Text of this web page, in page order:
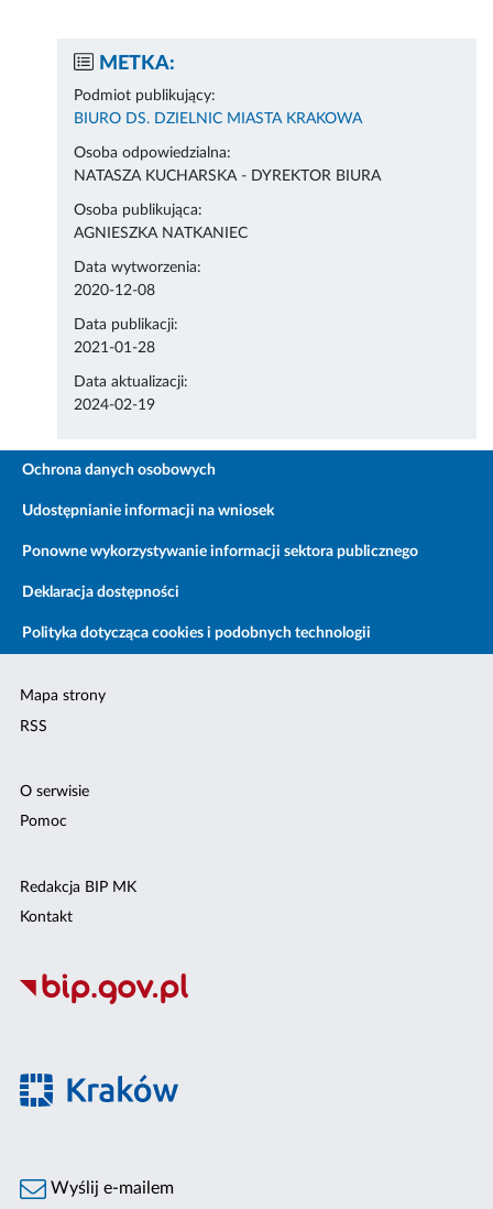
METKA:
Podmiot publikujący:
BIURO DS. DZIELNIC MIASTA KRAKOWA
Osoba odpowiedzialna:
NATASZA KUCHARSKA - DYREKTOR BIURA
Osoba publikująca:
AGNIESZKA NATKANIEC
Data wytworzenia:
2020-12-08
Data publikacji:
2021-01-28
Data aktualizacji:
2024-02-19
Ochrona danych osobowych
Udostępnianie informacji na wniosek
Ponowne wykorzystywanie informacji sektora publicznego
Deklaracja dostępności
Polityka dotycząca cookies i podobnych technologii
Mapa strony
RSS
O serwisie
Pomoc
Redakcja BIP MK
Kontakt
Wyślij e-mailem